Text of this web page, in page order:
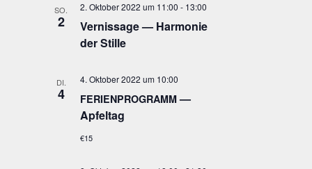
SO.
2
Ver­nis­sa­ge — Har­mo­nie
der Stille
2. Oktober 2022 um 11:00 - 13:00
DI.
4 FERIENPROGRAMM—
Apfeltag
4. Oktober 2022 um 10:00
€15